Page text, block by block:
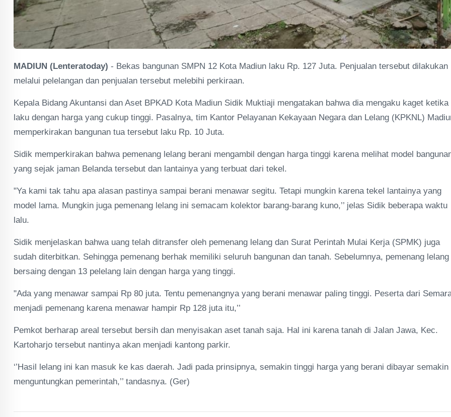
MADIUN (Lenteratoday) - Bekas bangunan SMPN 12 Kota Madiun laku Rp. 127 Juta. Penjualan tersebut dilakukan
melalui pelelangan dan penjualan tersebut melebihi perkiraan.
Kepala Bidang Akuntansi dan Aset BPKAD Kota Madiun Sidik Muktiaji mengatakan bahwa dia mengaku kaget ketika
laku dengan harga yang cukup tinggi. Pasalnya, tim Kantor Pelayanan Kekayaan Negara dan Lelang (KPKNL)
memperkirakan bangunan tua tersebut laku Rp. 10 Juta.
Sidik memperkirakan bahwa pemenang lelang berani mengambil dengan harga tinggi karena melihat model
yang sejak jaman Belanda tersebut dan lantainya yang terbuat dari tekel.
"Ya kami tak tahu apa alasan pastinya sampai berani menawar segitu. Tetapi mungkin karena tekel lantainya yang
model lama. Mungkin juga pemenang lelang ini semacam kolektor barang-barang kuno,’’ jelas Sidik beberapa waktu
lalu.
Sidik menjelaskan bahwa uang telah ditransfer oleh pemenang lelang dan Surat Perintah Mulai Kerja (SPMK) juga
sudah diterbitkan. Sehingga pemenang berhak memiliki seluruh bangunan dan tanah. Sebelumnya, pemenang lelang
bersaing dengan 13 pelelang lain dengan harga yang tinggi.
"Ada yang menawar sampai Rp 80 juta. Tentu pemenangnya yang berani menawar paling tinggi. Peserta dari
menjadi pemenang karena menawar hampir Rp 128 juta itu,’’
Pemkot berharap areal tersebut bersih dan menyisakan aset tanah saja. Hal ini karena tanah di Jalan Jawa, Kec.
Kartoharjo tersebut nantinya akan menjadi kantong parkir.
‘’Hasil lelang ini kan masuk ke kas daerah. Jadi pada prinsipnya, semakin tinggi harga yang berani dibayar semakin
menguntungkan pemerintah,’’ tandasnya. (Ger)